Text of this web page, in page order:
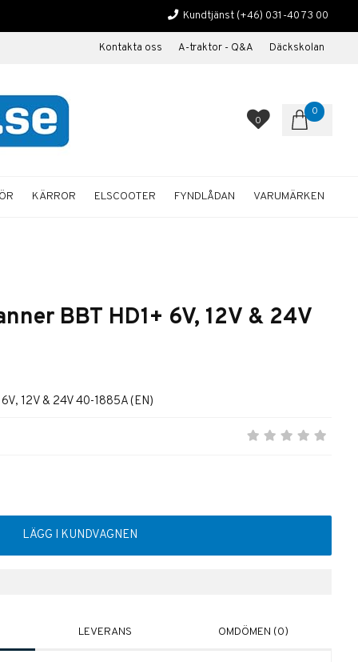
Kundtjänst (+46) 031-40 73 00
Kontakta oss A-traktor - Q&A Däckskolan
0
0
KÄRROR ELSCOOTER FYNDLÅDAN VARUMÄRKEN
BBT HD1+ 6V, 12V & 24V
12V & 24V 40-1885A (EN)
LÄGG I KUNDVAGNEN
LEVERANS OMDÖMEN (0)